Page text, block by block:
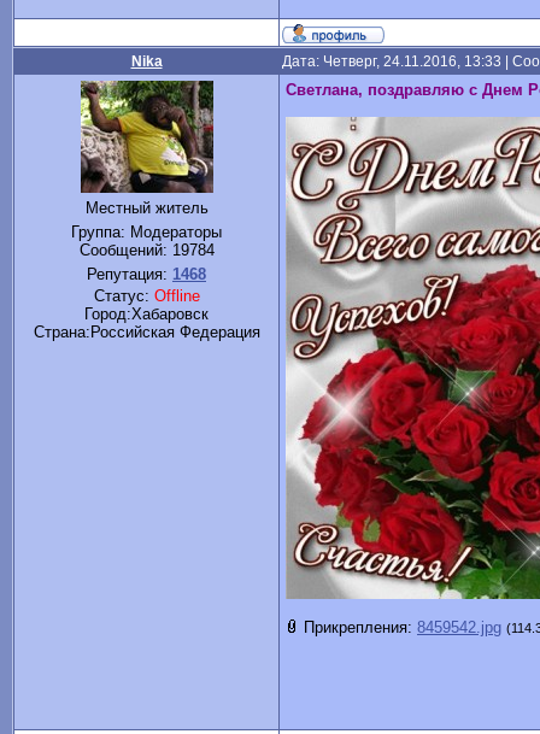
Nika Дата: Четверг, 24.11.2016, 13:33 |
Местный житель
Группа: Модераторы
Сообщений: 19784
Репутация: 1468
Статус: Offline
Город:Хабаровск
Cтрана:Российская Федерация
Светлана, поздравляю с Днем
Прикрепления: 8459542.jpg